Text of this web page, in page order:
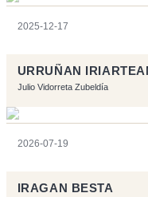
2025-12-17
URRUÑAN
Julio Vidorreta Zubeldía
2026-07-19
IRAGAN BESTA